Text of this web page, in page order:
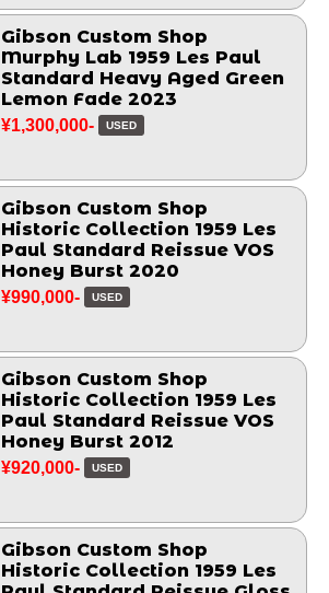
Gibson Custom Shop
Murphy Lab 1959 Les Paul
Standard Heavy Aged Green
Lemon Fade 2023
¥1,300,000- USED
Gibson Custom Shop
Historic Collection 1959 Les
Paul Standard Reissue VOS
Honey Burst 2020
¥990,000- USED
Gibson Custom Shop
Historic Collection 1959 Les
Paul Standard Reissue VOS
Honey Burst 2012
¥920,000- USED
Gibson Custom Shop
Historic Collection 1959 Les